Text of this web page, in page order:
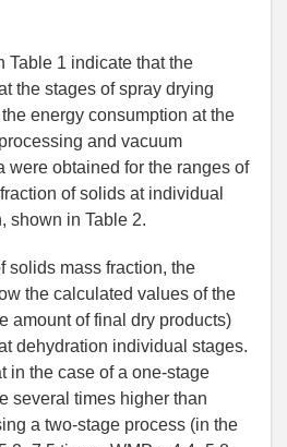
Table 1 indicate that the
the stages of spray drying
energy consumption at the
and vacuum
were obtained for the ranges of
of solids at individual
shown in Table 2.
solids mass fraction, the
the calculated values of the
amount of final dry products)
dehydration individual stages.
in the case of a one-stage
several times higher than
a two-stage process (in the